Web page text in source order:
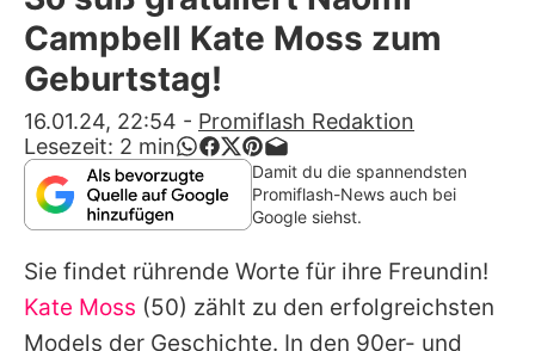
Alle Themen auf Promiflash
App runterladen
Team
Redaktionelle Richtlinien
Impressum
Datenschutzerklärung
Campbell Kate Moss zum
Geburtstag!
16.01.24, 22:54 - Promiflash Redaktion
Lesezeit: 2 min
Damit du die spannendsten
Promiflash-News auch bei
Google siehst.
Sie findet rührende Worte für ihre Freundin!
Kate Moss (50) zählt zu den erfolgreichsten
Models der Geschichte. In den 90er- und